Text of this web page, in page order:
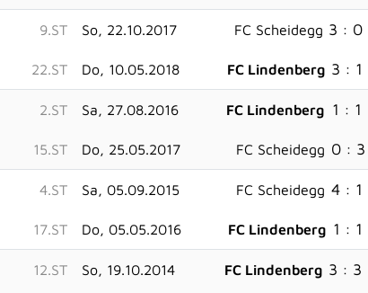
9.ST So, 22.10.2017 FC Scheidegg 3 : 0
22.ST Do, 10.05.2018 FC Lindenberg 3 : 1
2.ST Sa, 27.08.2016 FC Lindenberg 1 : 1
15.ST Do, 25.05.2017 FC Scheidegg 0 : 3
4.ST Sa, 05.09.2015 FC Scheidegg 4 : 1
17.ST Do, 05.05.2016 FC Lindenberg 1 : 1
12.ST So, 19.10.2014 FC Lindenberg 3 : 3